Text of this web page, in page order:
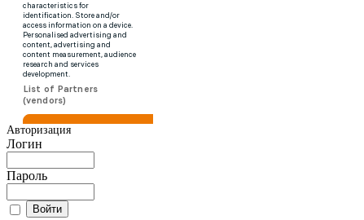
Авторизация
Логин
Пароль